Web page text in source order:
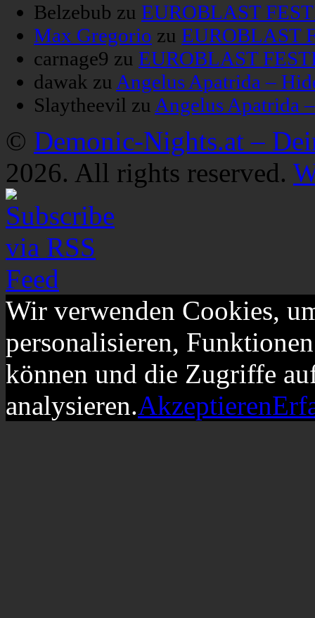
Belzebub zu EUROBLAST
Max Gregorio zu EUROBLAST
carnage9 zu EUROBLAST
dawak zu Angelus Apatrida –
Slaytheevil zu Angelus Apatrida
© Demonic-Nights.at –
2026. All rights reserved.
Wir verwenden Cookies,
personalisieren,
können und die Zugriffe
analysieren.Akzeptieren